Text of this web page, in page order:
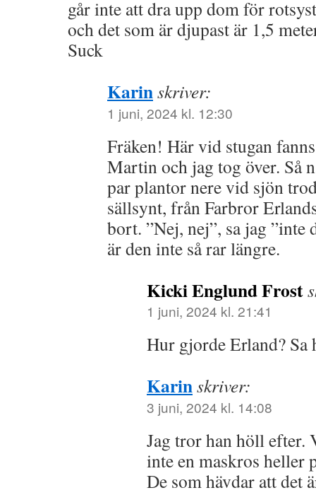
går inte att dra upp dom för
och det som är djupast är 1,5
Suck
Karinskriver:
1 juni, 2024 kl. 12:30
Fräken! Här vid stugan
Martin och jag tog över. Så
par plantor nere vid sjön
sällsynt, från Farbror
bort. ”Nej, nej”, sa jag ”inte
är den inte så rar längre.
Kicki Englund Frost
1 juni, 2024 kl. 21:41
Hur gjorde Erland? Sa
Karinskriver:
3 juni, 2024 kl. 14:08
Jag tror han höll efter.
inte en maskros heller
De som hävdar att det